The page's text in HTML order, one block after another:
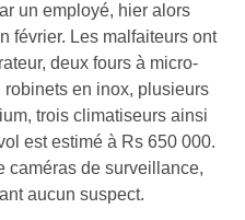
un employé, hier alors
février. Les malfaiteurs ont
deux fours à micro-
en inox, plusieurs
trois climatiseurs ainsi
est estimé à Rs 650 000.
caméras de surveillance,
aucun suspect.